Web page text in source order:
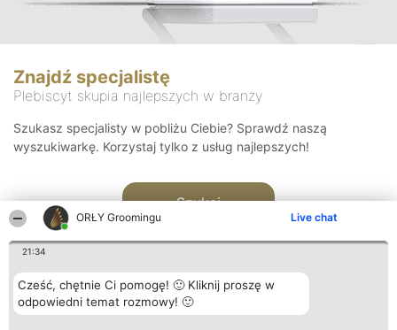
ORŁY Groomingu Live chat
21:34
Cześć, chętnie Ci pomogę! 🙂 Kliknij proszę w
odpowiedni temat rozmowy! 🙂
Znajdź specjalistę
Plebiscyt skupia najlepszych w branży
Szukasz specjalisty w pobliżu Ciebie? Sprawdź naszą
wyszukiwarkę. Korzystaj tylko z usług najlepszych!
Szukaj